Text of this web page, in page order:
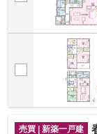
売買 | 新築一戸建